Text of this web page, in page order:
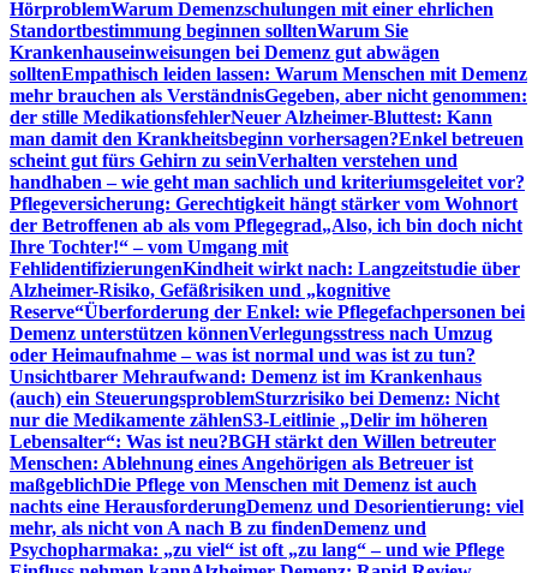
HörproblemWarum Demenzschulungen mit einer ehrlichen
Standortbestimmung beginnen solltenWarum Sie
Krankenhauseinweisungen bei Demenz gut abwägen
solltenEmpathisch leiden lassen: Warum Menschen mit Demenz
mehr brauchen als VerständnisGegeben, aber nicht genommen:
der stille MedikationsfehlerNeuer Alzheimer-Bluttest: Kann
man damit den Krankheitsbeginn vorhersagen?Enkel betreuen
scheint gut fürs Gehirn zu seinVerhalten verstehen und
handhaben – wie geht man sachlich und kriteriumsgeleitet vor?
Pflegeversicherung: Gerechtigkeit hängt stärker vom Wohnort
der Betroffenen ab als vom Pflegegrad„Also, ich bin doch nicht
Ihre Tochter!“ – vom Umgang mit
FehlidentifizierungenKindheit wirkt nach: Langzeitstudie über
Alzheimer-Risiko, Gefäßrisiken und „kognitive
Reserve“Überforderung der Enkel: wie Pflegefachpersonen bei
Demenz unterstützen könnenVerlegungsstress nach Umzug
oder Heimaufnahme – was ist normal und was ist zu tun?
Unsichtbarer Mehraufwand: Demenz ist im Krankenhaus
(auch) ein SteuerungsproblemSturzrisiko bei Demenz: Nicht
nur die Medikamente zählenS3-Leitlinie „Delir im höheren
Lebensalter“: Was ist neu?BGH stärkt den Willen betreuter
Menschen: Ablehnung eines Angehörigen als Betreuer ist
maßgeblichDie Pflege von Menschen mit Demenz ist auch
nachts eine HerausforderungDemenz und Desorientierung: viel
mehr, als nicht von A nach B zu findenDemenz und
Psychopharmaka: „zu viel“ ist oft „zu lang“ – und wie Pflege